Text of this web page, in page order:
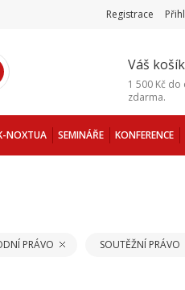
Registrace
Váš
1 500 Kč do
zdarma.
NOXTUA SEMINÁŘE KONFERENCE
PRÁVO SOUTĚŽNÍ PRÁVO